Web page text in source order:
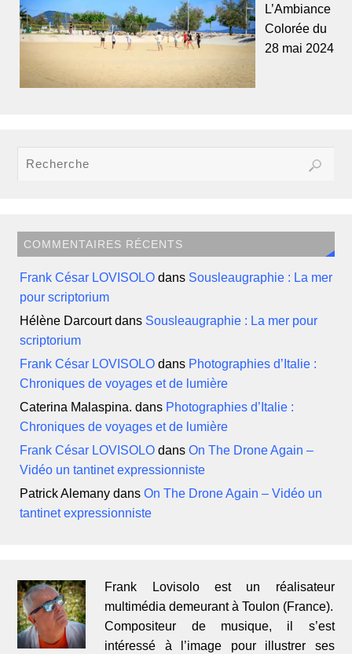
L’Ambiance
Colorée du
28 mai 2024
COMMENTAIRES RÉCENTS
Frank César LOVISOLO dans Sousleaugraphie : La mer
pour scriptorium
Hélène Darcourtdans Sousleaugraphie : La mer pour
scriptorium
Frank César LOVISOLO dans Photographies d’Italie :
Chroniques de voyages et de lumière
Caterina Malaspina. dans Photographies d’Italie :
Chroniques de voyages et de lumière
Frank César LOVISOLO dansOn The Drone Again –
Vidéo un tantinet expressionniste
Patrick Alemany dansOn The Drone Again – Vidéo un
tantinet expressionniste
Frank Lovisolo est un réalisateur
multimédia demeurant à Toulon (France).
Compositeur de musique, il s’est
intéressé à l’image pour illustrer ses